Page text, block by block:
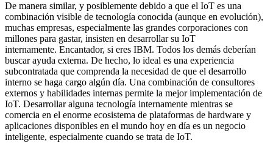
De manera similar, y posiblemente debido a que el IoT es una
combinación visible de tecnología conocida (aunque en evolución),
muchas empresas, especialmente las grandes corporaciones con
millones para gastar, insisten en desarrollar su IoT
internamente. Encantador, si eres IBM. Todos los demás deberían
buscar ayuda externa. De hecho, lo ideal es una experiencia
subcontratada que comprenda la necesidad de que el desarrollo
interno se haga cargo algún día. Una combinación de consultores
externos y habilidades internas permite la mejor implementación de
IoT. Desarrollar alguna tecnología internamente mientras se
comercia en el enorme ecosistema de plataformas de hardware y
aplicaciones disponibles en el mundo hoy en día es un negocio
inteligente, especialmente cuando se trata de IoT.